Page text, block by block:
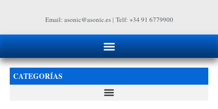
Email: asonic@asonic.es| Telf: +34 91 6779900
CATEGORÍAS